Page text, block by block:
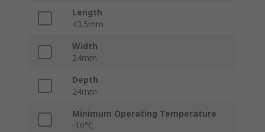
Length
43.5mm
Width
24mm
Depth
24mm
Minimum Operating Temperature
-10°C